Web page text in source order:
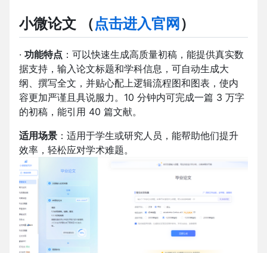
小微论文 （点击进入官网）
· 功能特点 ：可以快速生成高质量初稿，能提供真实数
据支持，输入论文标题和学科信息，可自动生成大
纲、撰写全文，并贴心配上逻辑流程图和图表，使内
容更加严谨且具说服力。10 分钟内可完成一篇 3 万字
的初稿，能引用 40 篇文献。
适用场景 ：适用于学生或研究人员，能帮助他们提升
效率，轻松应对学术难题。